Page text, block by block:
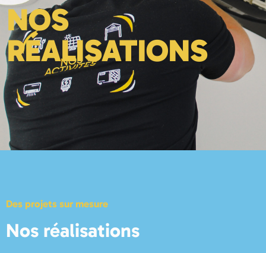
NOS
RÉALISATIONS
Des projets sur mesure
Nos réalisations